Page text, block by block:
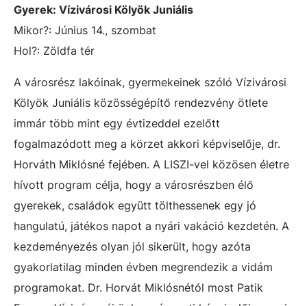
Gyerek: Vízivárosi Kölyök Juniális
Mikor?: Június 14., szombat
Hol?: Zöldfa tér
A városrész lakóinak, gyermekeinek szóló Vízivárosi
Kölyök Juniális közösségépítő rendezvény ötlete
immár több mint egy évtizeddel ezelőtt
fogalmazódott meg a körzet akkori képviselője, dr.
Horváth Miklósné fejében. A LISZI-vel közösen életre
hívott program célja, hogy a városrészben élő
gyerekek, családok együtt tölthessenek egy jó
hangulatú, játékos napot a nyári vakáció kezdetén. A
kezdeményezés olyan jól sikerült, hogy azóta
gyakorlatilag minden évben megrendezik a vidám
programokat. Dr. Horvát Miklósnétól most Patik